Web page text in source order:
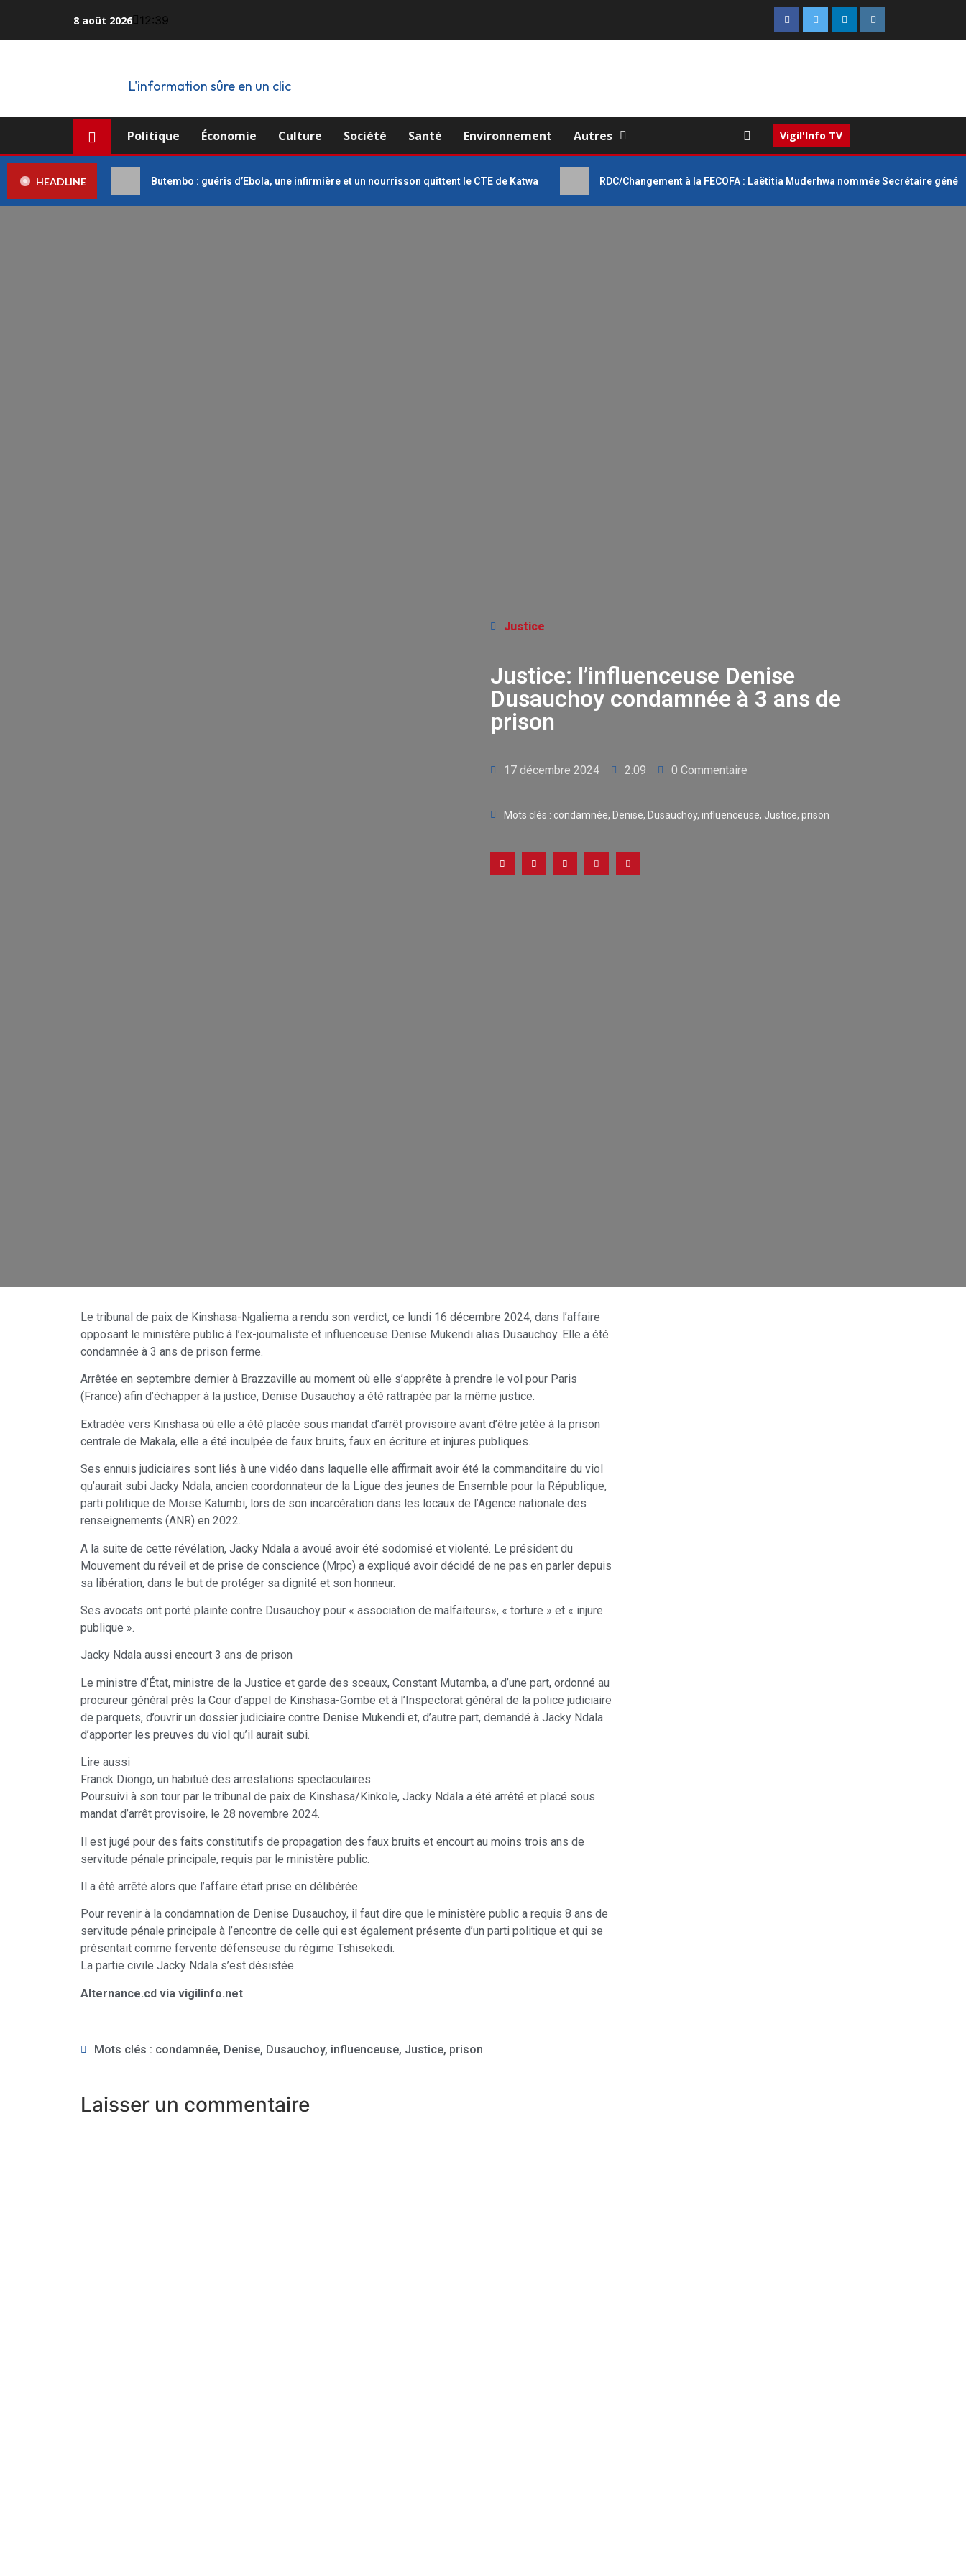
8 août 2026 12:39
L'information sûre en un clic
Politique Économie Culture Société Santé Environnement Autres Vigil'Info TV
HEADLINE Butembo : guéris d’Ebola, une infirmière et un nourrisson quittent le CTE de Katwa RDC/Changement à la FECOFA : Laëtitia Muderhwa nommée Secrétaire
Justice
Justice: l’influenceuse Denise
Dusauchoy condamnée à 3 ans de
prison
17 décembre 2024 2:09 0 Commentaire
Mots clés : condamnée, Denise, Dusauchoy, influenceuse, Justice, prison
Le tribunal de paix de Kinshasa-Ngaliema a rendu son verdict, ce lundi 16 décembre 2024, dans l’affaire
opposant le ministère public à l’ex-journaliste et influenceuse Denise Mukendi alias Dusauchoy. Elle a été
condamnée à 3 ans de prison ferme.
Arrêtée en septembre dernier à Brazzaville au moment où elle s’apprête à prendre le vol pour Paris
(France) afin d’échapper à la justice, Denise Dusauchoy a été rattrapée par la même justice.
Extradée vers Kinshasa où elle a été placée sous mandat d’arrêt provisoire avant d’être jetée à la prison
centrale de Makala, elle a été inculpée de faux bruits, faux en écriture et injures publiques.
Ses ennuis judiciaires sont liés à une vidéo dans laquelle elle affirmait avoir été la commanditaire du viol
qu’aurait subi Jacky Ndala, ancien coordonnateur de la Ligue des jeunes de Ensemble pour la République,
parti politique de Moïse Katumbi, lors de son incarcération dans les locaux de l’Agence nationale des
renseignements (ANR) en 2022.
A la suite de cette révélation, Jacky Ndala a avoué avoir été sodomisé et violenté. Le président du
Mouvement du réveil et de prise de conscience (Mrpc) a expliqué avoir décidé de ne pas en parler depuis
sa libération, dans le but de protéger sa dignité et son honneur.
Ses avocats ont porté plainte contre Dusauchoy pour « association de malfaiteurs», « torture » et « injure
publique ».
Jacky Ndala aussi encourt 3 ans de prison
Le ministre d’État, ministre de la Justice et garde des sceaux, Constant Mutamba, a d’une part, ordonné au
procureur général près la Cour d’appel de Kinshasa-Gombe et à l’Inspectorat général de la police judiciaire
de parquets, d’ouvrir un dossier judiciaire contre Denise Mukendi et, d’autre part, demandé à Jacky Ndala
d’apporter les preuves du viol qu’il aurait subi.
Lire aussi
Franck Diongo, un habitué des arrestations spectaculaires
Poursuivi à son tour par le tribunal de paix de Kinshasa/Kinkole, Jacky Ndala a été arrêté et placé sous
mandat d’arrêt provisoire, le 28 novembre 2024.
Il est jugé pour des faits constitutifs de propagation des faux bruits et encourt au moins trois ans de
servitude pénale principale, requis par le ministère public.
Il a été arrêté alors que l’affaire était prise en délibérée.
Pour revenir à la condamnation de Denise Dusauchoy, il faut dire que le ministère public a requis 8 ans de
servitude pénale principale à l’encontre de celle qui est également présente d’un parti politique et qui se
présentait comme fervente défenseuse du régime Tshisekedi.
La partie civile Jacky Ndala s’est désistée.
Alternance.cd via vigilinfo.net
Mots clés : condamnée, Denise, Dusauchoy, influenceuse, Justice, prison
Laisser un commentaire